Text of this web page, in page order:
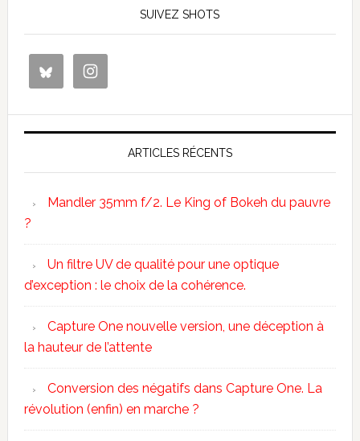
SUIVEZ SHOTS
ARTICLES RÉCENTS
Mandler 35mm f/2. Le King of Bokeh du pauvre
?
Un filtre UV de qualité pour une optique
d’exception : le choix de la cohérence.
Capture One nouvelle version, une déception à
la hauteur de l’attente
Conversion des négatifs dans Capture One. La
révolution (enfin) en marche ?